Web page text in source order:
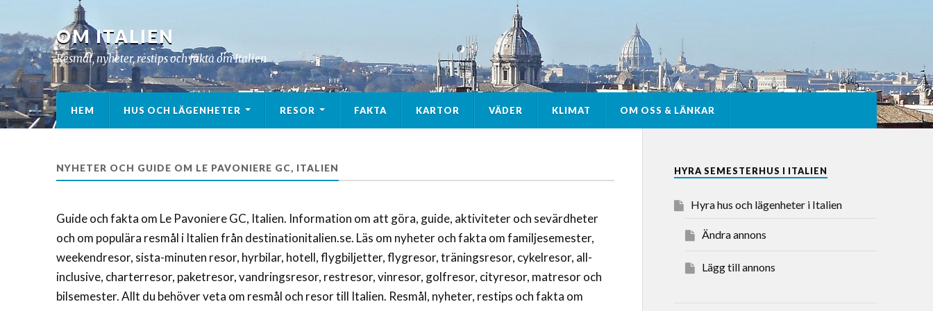
OM ITALIEN
Resmål, nyheter, restips och fakta om Italien
HEM HUS OCH LÄGENHETER RESOR FAKTA KARTOR VÄDER KLIMAT OM OSS & LÄNKAR
NYHETER OCH GUIDE OM LE PAVONIERE GC, ITALIEN
Guide och fakta om Le Pavoniere GC, Italien. Information om att göra, guide, aktiviteter och sevärdheter
och om populära resmål i Italien från destinationitalien.se. Läs om nyheter och fakta om familjesemester,
weekendresor, sista-minuten resor, hyrbilar, hotell, flygbiljetter, flygresor, träningsresor, cykelresor, all-
inclusive, charterresor, paketresor, vandringsresor, restresor, vinresor, golfresor, cityresor, matresor och
bilsemester. Allt du behöver veta om resmål och resor till Italien. Resmål, nyheter, restips och fakta om
HYRA SEMESTERHUS I ITALIEN
Hyra hus och lägenheter i Italien
Ändra annons
Lägg till annons